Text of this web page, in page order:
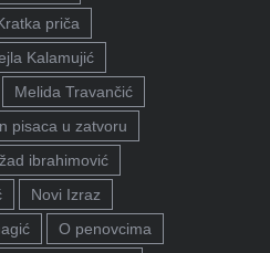
priča
Kalamujić
Melida Travančić
pisaca u zatvoru
ibrahimović
Novi Izraz
O penovcima